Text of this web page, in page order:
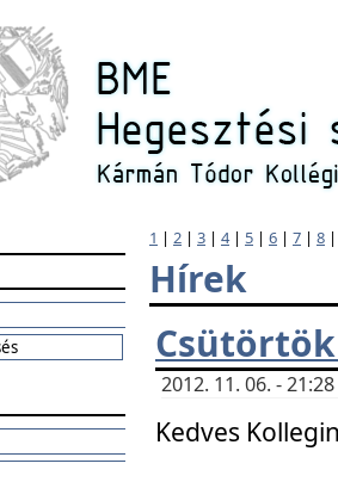
1 | 2 | 3 | 4| 5 | 6 | 7 | 8
Hírek
2012. 11. 06. -
Kedves